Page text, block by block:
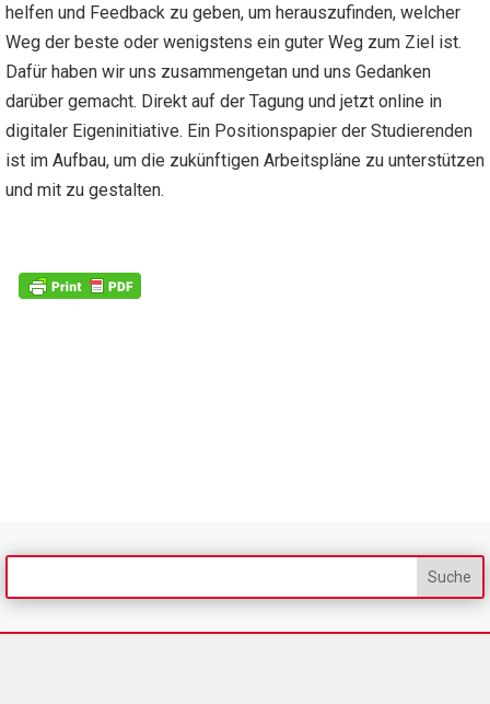
helfen und Feedback zu geben, um herauszufinden, welcher
Weg der beste oder wenigstens ein guter Weg zum Ziel ist.
Dafür haben wir uns zusammengetan und uns Gedanken
darüber gemacht. Direkt auf der Tagung und jetzt online in
digitaler Eigeninitiative. Ein Positionspapier der Studierenden
ist im Aufbau, um die zukünftigen Arbeitspläne zu unterstützen
und mit zu gestalten.